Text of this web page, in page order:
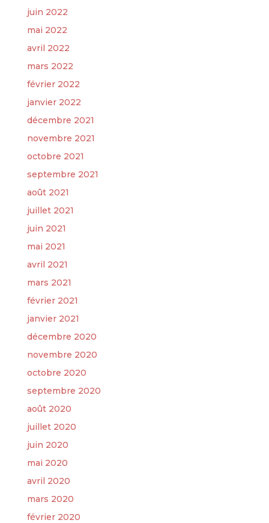
juin 2022
mai 2022
avril 2022
mars 2022
février 2022
janvier 2022
décembre 2021
novembre 2021
octobre 2021
septembre 2021
août 2021
juillet 2021
juin 2021
mai 2021
avril 2021
mars 2021
février 2021
janvier 2021
décembre 2020
novembre 2020
octobre 2020
septembre 2020
août 2020
juillet 2020
juin 2020
mai 2020
avril 2020
mars 2020
février 2020